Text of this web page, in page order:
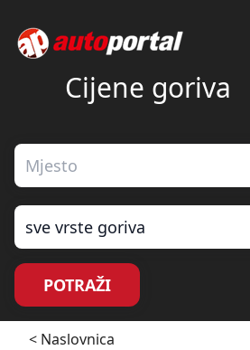
Cijene goriva
sve vrste goriva
POTRAŽI
< Naslovnica